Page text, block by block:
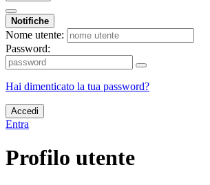
Notifiche
Nome utente:
Password:
Hai dimenticato la tua password?
Accedi
Entra
Profilo utente